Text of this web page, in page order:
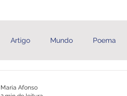
Artigo Mundo Poema
Maria Afonso